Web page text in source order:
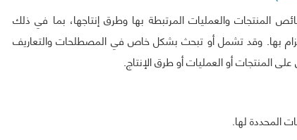
المنتجات والعمليات المرتبطة بها وطرق إنتاجها، بما في ذلك
بها. وقد تشمل أو تبحث بشكل خاص في المصطلحات والتعاريف
المنتجات أو العمليات أو طرق الإنتاج.
المحددة لها.